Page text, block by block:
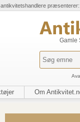
antikvitetshandlere præsenterer:
Gamle
Om